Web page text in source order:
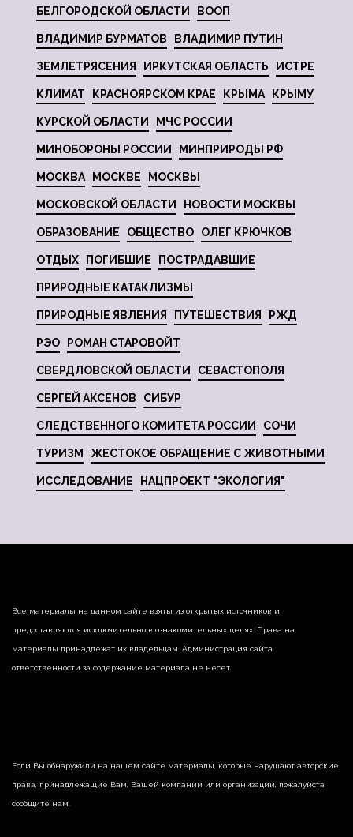
БЕЛГОРОДСКОЙ ОБЛАСТИ ВООП
ВЛАДИМИР БУРМАТОВ ВЛАДИМИР ПУТИН
ЗЕМЛЕТРЯСЕНИЯ ИРКУТСКАЯ ОБЛАСТЬ ИСТРЕ
КЛИМАТ КРАСНОЯРСКОМ КРАЕ КРЫМА КРЫМУ
КУРСКОЙ ОБЛАСТИ МЧС РОССИИ
МИНОБОРОНЫ РОССИИ МИНПРИРОДЫ РФ
МОСКВА МОСКВЕ МОСКВЫ
МОСКОВСКОЙ ОБЛАСТИ НОВОСТИ МОСКВЫ
ОБРАЗОВАНИЕ ОБЩЕСТВО ОЛЕГ КРЮЧКОВ
ОТДЫХ ПОГИБШИЕ ПОСТРАДАВШИЕ
ПРИРОДНЫЕ КАТАКЛИЗМЫ
ПРИРОДНЫЕ ЯВЛЕНИЯ ПУТЕШЕСТВИЯ РЖД
РЭО РОМАН СТАРОВОЙТ
СВЕРДЛОВСКОЙ ОБЛАСТИ СЕВАСТОПОЛЯ
СЕРГЕЙ АКСЕНОВ СИБУР
СЛЕДСТВЕННОГО КОМИТЕТА РОССИИ СОЧИ
ТУРИЗМ ЖЕСТОКОЕ ОБРАЩЕНИЕ С ЖИВОТНЫМИ
ИССЛЕДОВАНИЕ НАЦПРОЕКТ "ЭКОЛОГИЯ"
Все материалы на данном сайте взяты из открытых источников и
предоставляются исключительно в ознакомительных целях. Права на
материалы принадлежат их владельцам. Администрация сайта
ответственности за содержание материала не несет.
Если Вы обнаружили на нашем сайте материалы, которые нарушают авторские
права, принадлежащие Вам, Вашей компании или организации, пожалуйста,
сообщите нам.